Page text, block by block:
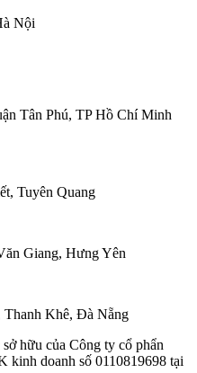
Nội
Tân Phú, TP Hồ Chí Minh
Tuyên Quang
Giang, Hưng Yên
Thanh Khê, Đà Nẵng
hữu của Công ty cổ phẩn
doanh số 0110819698 tại